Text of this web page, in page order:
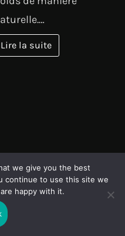
Lire la suite
we give you the best
continue to use this site we
happy with it.